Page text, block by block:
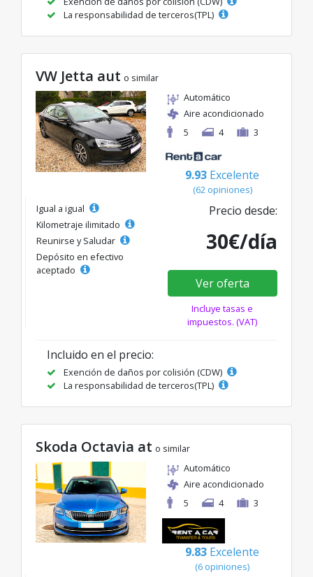
La responsabilidad de terceros(TPL)
VW Jetta aut o similar
Automático
Aire acondicionado
5
4 3
9.93 Excelente
(62 opiniones)
Igual a igual
Kilometraje ilimitado
Reunirse y Saludar
Depósito en efectivo
aceptado
Precio desde:
30€/día
Ver oferta
Incluye tasas e
impuestos. (VAT)
Incluido en el precio:
Exención de daños por colisión (CDW)
La responsabilidad de terceros(TPL)
Skoda Octavia at o similar
Automático
Aire acondicionado
5
4 3
9.83 Excelente
(6 opiniones)